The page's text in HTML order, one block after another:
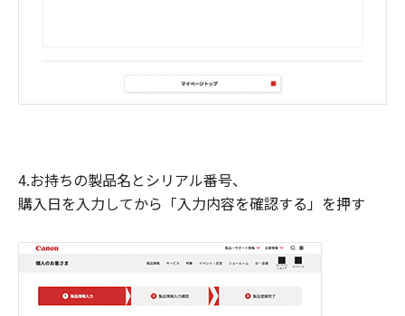
4.お持ちの製品名とシリアル番号、
購入日を入力してから「入力内容を確認する」を押す